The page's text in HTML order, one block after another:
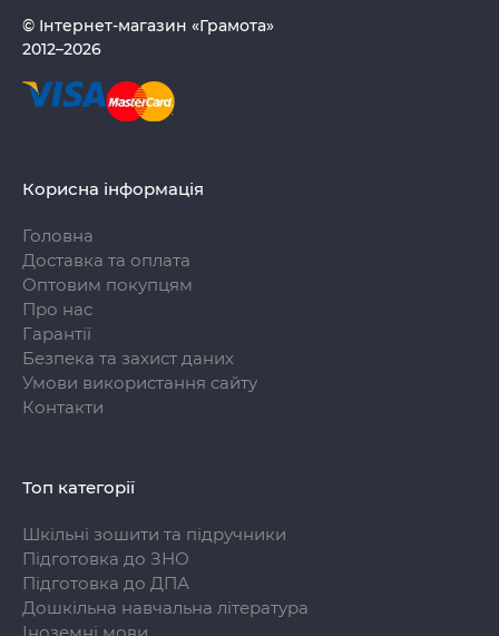
© Інтернет-магазин «Грамота»
2012–2026
Корисна інформація
Головна
Доставка та оплата
Оптовим покупцям
Про нас
Гарантії
Безпека та захист даних
Умови використання сайту
Контакти
Топ категорії
Шкільні зошити та підручники
Підготовка до ЗНО
Підготовка до ДПА
Дошкільна навчальна література